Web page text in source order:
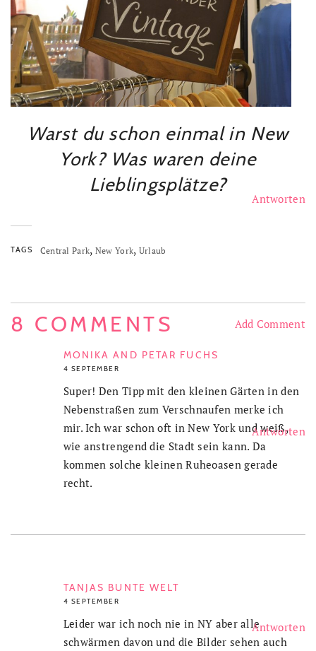
Warst du schon einmal in New
York? Was waren deine
Lieblingsplätze?
TAGS Central Park, New York, Urlaub
8 COMMENTS Add Comment
MONIKA AND PETAR FUCHS
4 SEPTEMBER
Antworten
Super! Den Tipp mit den kleinen Gärten in den
Nebenstraßen zum Verschnaufen merke ich
mir. Ich war schon oft in New York und weiß,
wie anstrengend die Stadt sein kann. Da
kommen solche kleinen Ruheoasen gerade
recht.
TANJAS BUNTE WELT
4 SEPTEMBER
Antworten
Leider war ich noch nie in NY aber alle
schwärmen davon und die Bilder sehen auch
Antworten